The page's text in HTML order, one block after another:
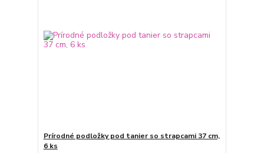
Prírodné podložky pod tanier so strapcami 37 cm,
6 ks